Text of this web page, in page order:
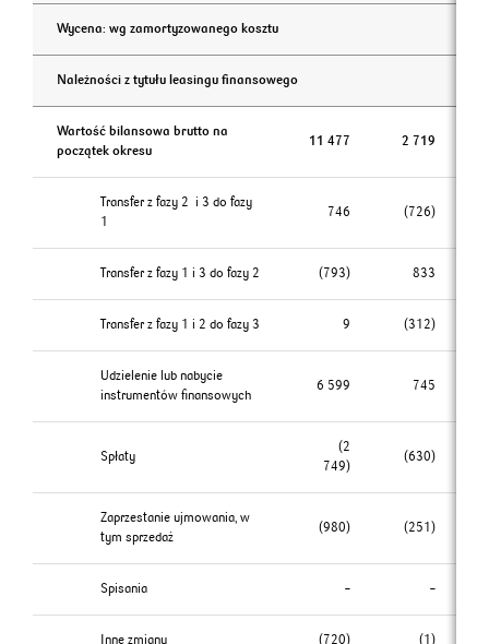
Wycena: wg zamortyzowanego kosztu
Należności z tytułu leasingu finansowego
Wartość bilansowa brutto na
początek okresu
11 477 2 719
Transfer z fazy 2 i 3 do fazy
1
746 (726)
Transfer z fazy 1 i 3 do fazy 2 (793) 833
Transfer z fazy 1 i 2 do fazy 3 9 (312)
Udzielenie lub nabycie
instrumentów finansowych
6 599 745
Spłaty
(2
749)
(630)
Zaprzestanie ujmowania, w
tym sprzedaż
(980) (251)
Spisania – –
Inne zmiany (720) (1)